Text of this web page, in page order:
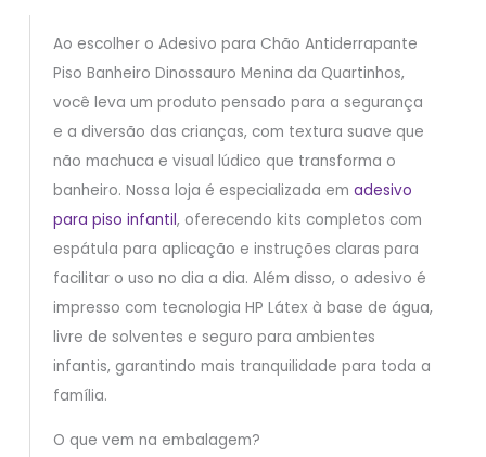
Ao escolher o Adesivo para Chão Antiderrapante
Piso Banheiro Dinossauro Menina da Quartinhos,
você leva um produto pensado para a segurança
e a diversão das crianças, com textura suave que
não machuca e visual lúdico que transforma o
banheiro. Nossa loja é especializada em adesivo
para piso infantil, oferecendo kits completos com
espátula para aplicação e instruções claras para
facilitar o uso no dia a dia. Além disso, o adesivo é
impresso com tecnologia HP Látex à base de água,
livre de solventes e seguro para ambientes
infantis, garantindo mais tranquilidade para toda a
família.
O que vem na embalagem?